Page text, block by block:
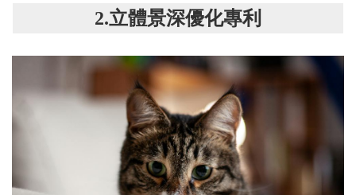
2.立體景深優化專利